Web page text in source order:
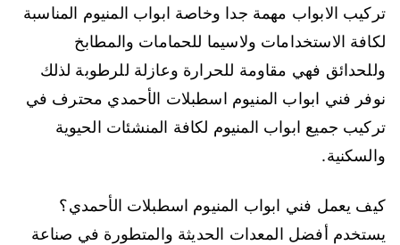
تركيب الابواب مهمة جدا وخاصة ابواب المنيوم المناسبة
لكافة الاستخدامات ولاسيما للحمامات والمطابخ
وللحدائق فهي مقاومة للحرارة وعازلة للرطوبة لذلك
نوفر فني ابواب المنيوم اسطبلات الأحمدي محترف في
تركيب جميع ابواب المنيوم لكافة المنشئات الحيوية
والسكنية.
كيف يعمل فني ابواب المنيوم اسطبلات الأحمدي؟
يستخدم أفضل المعدات الحديثة والمتطورة في صناعة